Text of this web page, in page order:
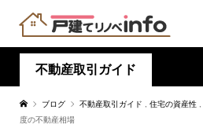
不動産取引ガイド
ブログ 不動産取引ガイド 住宅の資産性
度の不動産相場